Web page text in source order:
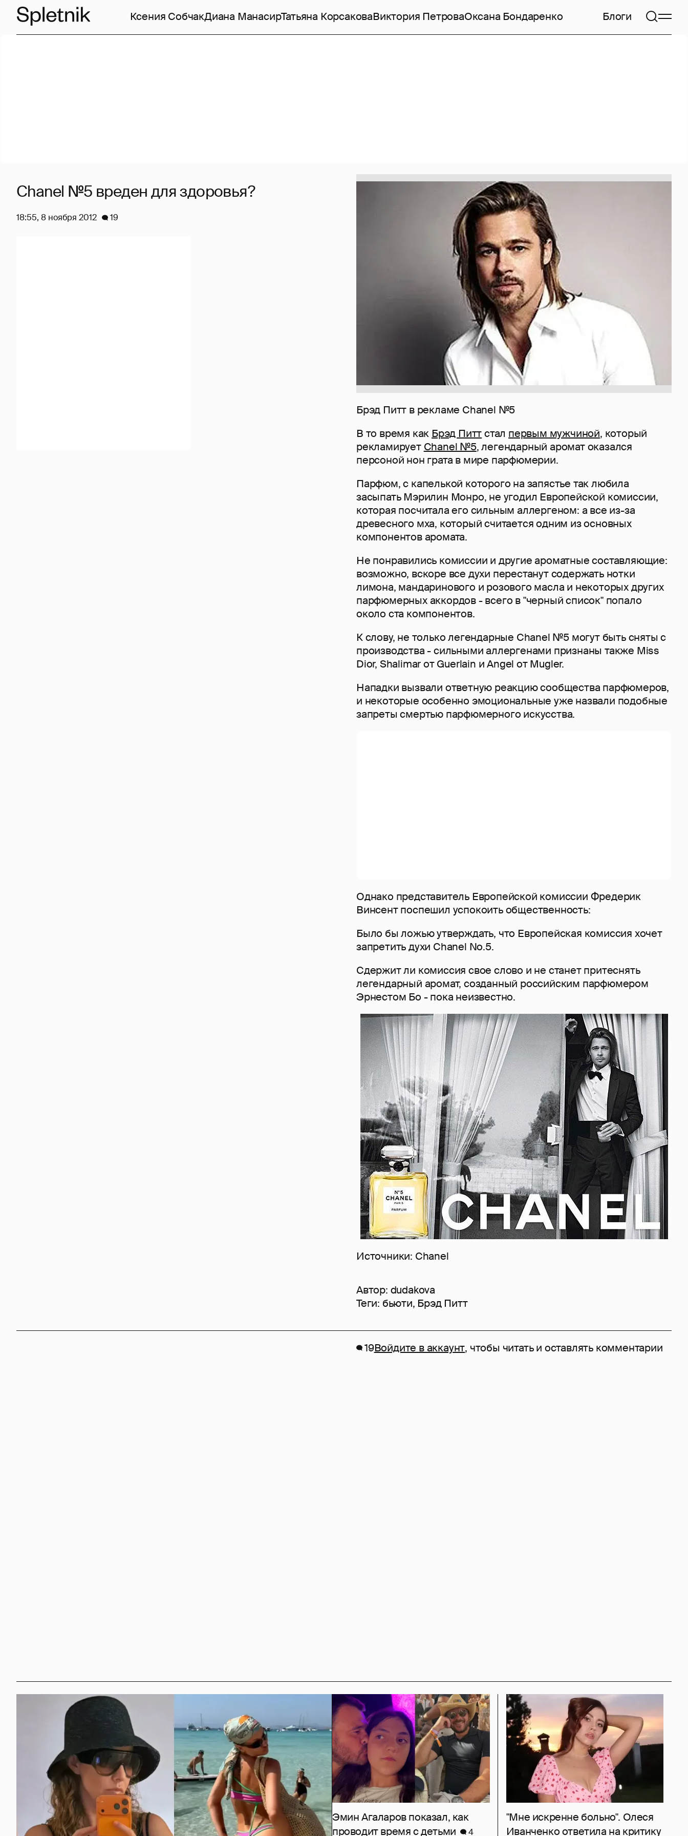
Ксения СобчакДиана МанасирТатьяна КорсаковаВиктория ПетроваОксана Бондаренко Блоги
Брэд Питт в рекламе Chanel №5
В то время как Брэд Питтстал первым мужчиной, который
рекламирует Chanel №5, легендарный аромат оказался
персоной нон грата в мире парфюмерии.
Парфюм, с капелькой которого на запястье так любила
засыпать Мэрилин Монро, не угодил Европейской комиссии,
которая посчитала его сильным аллергеном: а все из-за
древесного мха, который считается одним из основных
компонентов аромата.
Не понравились комиссии и другие ароматные составляющие:
возможно, вскоре все духи перестанут содержать нотки
лимона, мандаринового и розового масла и некоторых других
парфюмерных аккордов - всего в "черный список" попало
около ста компонентов.
К слову, не только легендарные Chanel №5 могут быть сняты с
производства - сильными аллергенами признаны также Miss
Dior, Shalimar от Guerlain и Angel от Mugler.
Нападки вызвали ответную реакцию сообщества парфюмеров,
и некоторые особенно эмоциональные уже назвали подобные
запреты смертью парфюмерного искусства.
Однако представитель Европейской комиссии Фредерик
Винсент поспешил успокоить общественность:
Было бы ложью утверждать, что Европейская комиссия хочет
запретить духи Chanel No.5.
Сдержит ли комиссия свое слово и не станет притеснять
легендарный аромат, созданный российским парфюмером
Эрнестом Бо - пока неизвестно.
Источники: Chanel
Автор: dudakova
Теги: бьюти, Брэд Питт
Chanel №5 вреден для здоровья?
18:55, 8 ноября 2012 19
19Войдите в аккаунт, чтобы читать и оставлять комментарии
Эмин Агаларов показал, как
проводит время с детьми
4
"Мне искренне больно". Олеся
Иванченко ответила на критику